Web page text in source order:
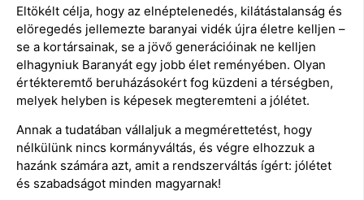
Eltökélt célja, hogy az elnéptelenedés, kilátástalanság és
elöregedés jellemezte baranyai vidék újra életre kelljen –
se a kortársainak, se a jövő generációinak ne kelljen
elhagyniuk Baranyát egy jobb élet reményében. Olyan
értékteremtő beruházásokért fog küzdeni a térségben,
melyek helyben is képesek megteremteni a jólétet.
Annak a tudatában vállaljuk a megmérettetést, hogy
nélkülünk nincs kormányváltás, és végre elhozzuk a
hazánk számára azt, amit a rendszerváltás ígért: jólétet
és szabadságot minden magyarnak!